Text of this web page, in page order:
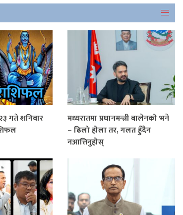
गते शनिबार
मध्यरातमा प्रधानमन्त्री बालेनको भने
– ढिलो होला तर, गलत हुँदैन
नआत्तिनुहोस्